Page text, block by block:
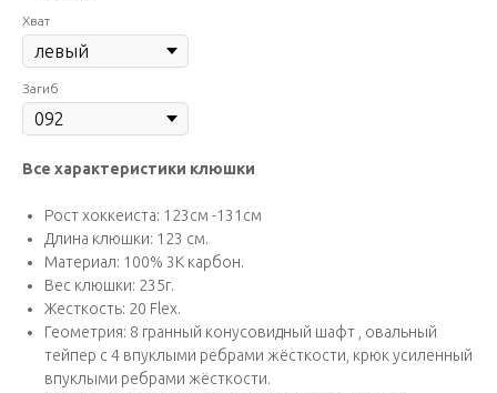
Хват
Загиб
Все характеристики клюшки
Рост хоккеиста: 123см -131см
Длина клюшки: 123 см.
Материал: 100% 3К карбон.
Вес клюшки: 235г.
Жесткость: 20 Flex.
Геометрия: 8 гранный конусовидный шафт , овальный
тейпер с 4 впуклыми ребрами жёсткости, крюк усиленный
впуклыми ребрами жёсткости.